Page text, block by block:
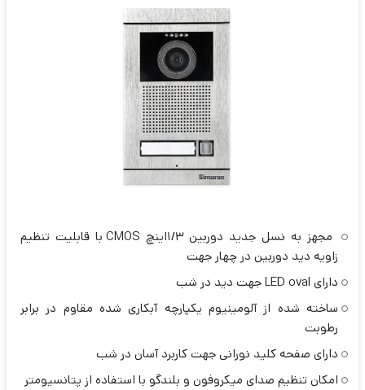
مجهز به نسل جدید دوربین 1/3اینچ CMOS با قابلیت تنظیم
زاویه دید دوربین در چهار جهت
دارای LED oval جهت دید در شب
ساخته شده از آلومینیوم یکپارچه آبکاری شده مقاوم در برابر
رطوبت
دارای صفحه کلید نورانی جهت کاربرد آسان در شب
امکان تنظیم صدای میکروفون و بلندگو با استفاده از پتانسیومتر